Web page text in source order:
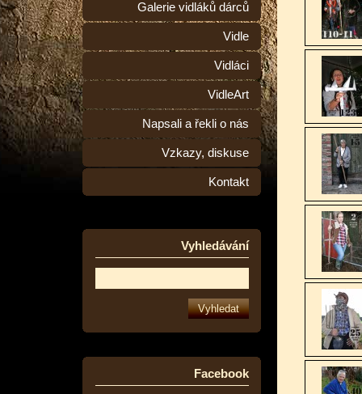
Galerie vidláků dárců
Vidle
Vidláci
VidleArt
Napsali a řekli o nás
Vzkazy, diskuse
Kontakt
Vyhledávání
Facebook